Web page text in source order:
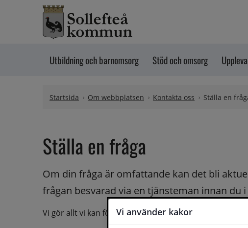
Vi använder kakor
Hoppa till innehåll
Utbildning och barnomsorg Stöd och omsorg
Startsida Om webbplatsen Kontakta oss Ställa en
Ställa en fråga
Om din fråga är omfattande kan det bli
frågan besvarad via en tjänsteman innan du
Vi gör allt vi kan för att du ska få hjälp och svar på dina